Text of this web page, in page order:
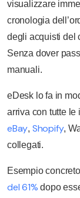
visualizzare
cronologia
degli acquisti del
Senza dover
manuali.
eDesk lo fa in
arriva con tutte le
eBay, Shopify,
collegati.
Esempio
del 61% dopo